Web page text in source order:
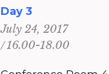
Day 3
July 24, 2017
16.00-18.00